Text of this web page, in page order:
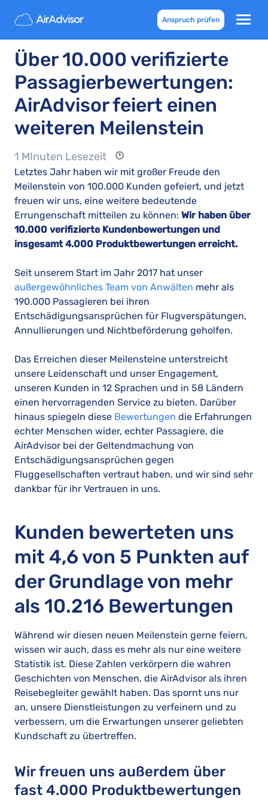
Anspruch prüfen
Über 10.000 verifizierte
Passagierbewertungen:
AirAdvisor feiert einen
weiteren Meilenstein
1 MInuten Lesezeit
Letztes Jahr haben wir mit großer Freude den
Meilenstein von 100.000 Kunden gefeiert, und jetzt
freuen wir uns, eine weitere bedeutende
Errungenschaft mitteilen zu können: Wir haben über
10.000 verifizierte Kundenbewertungen und
insgesamt 4.000 Produktbewertungen erreicht.
Seit unserem Start im Jahr 2017 hat unser
außergewöhnliches Team von Anwälten mehr als
190.000 Passagieren bei ihren
Entschädigungsansprüchen für Flugverspätungen,
Annullierungen und Nichtbeförderung geholfen.
Das Erreichen dieser Meilensteine unterstreicht
unsere Leidenschaft und unser Engagement,
unseren Kunden in 12 Sprachen und in 58 Ländern
einen hervorragenden Service zu bieten. Darüber
hinaus spiegeln diese Bewertungen die Erfahrungen
echter Menschen wider, echter Passagiere, die
AirAdvisor bei der Geltendmachung von
Entschädigungsansprüchen gegen
Fluggesellschaften vertraut haben, und wir sind sehr
dankbar für ihr Vertrauen in uns.
Kunden bewerteten uns
mit 4,6 von 5 Punkten auf
der Grundlage von mehr
als 10.216 Bewertungen
Während wir diesen neuen Meilenstein gerne feiern,
wissen wir auch, dass es mehr als nur eine weitere
Statistik ist. Diese Zahlen verkörpern die wahren
Geschichten von Menschen, die AirAdvisor als ihren
Reisebegleiter gewählt haben. Das spornt uns nur
an, unsere Dienstleistungen zu verfeinern und zu
verbessern, um die Erwartungen unserer geliebten
Kundschaft zu übertreffen.
Wir freuen uns außerdem über
fast 4.000 Produktbewertungen